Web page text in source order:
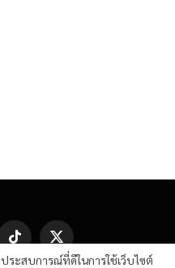
TikTok
X
(Twitter)
ะสบการณ์ที่ดีในการใช้เว็บไซต์